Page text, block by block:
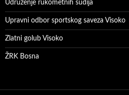
Udruženje rukometnih sudija
Upravni odbor sportskog saveza Visoko
Zlatni golub Visoko
ŽRK Bosna